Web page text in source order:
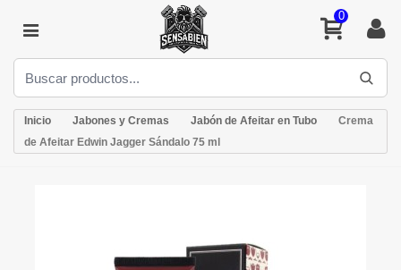
0
Inicio Jabones y Cremas Jabón de Afeitar en Tubo
Crema
de Afeitar Edwin Jagger Sándalo 75 ml